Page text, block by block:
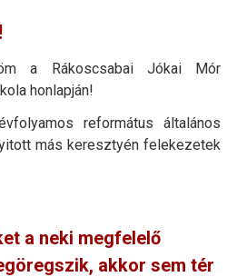
a Rákoscsabai Jókai Mór
honlapján!
református általános
más keresztyén felekezetek
a neki megfelelő
akkor sem tér